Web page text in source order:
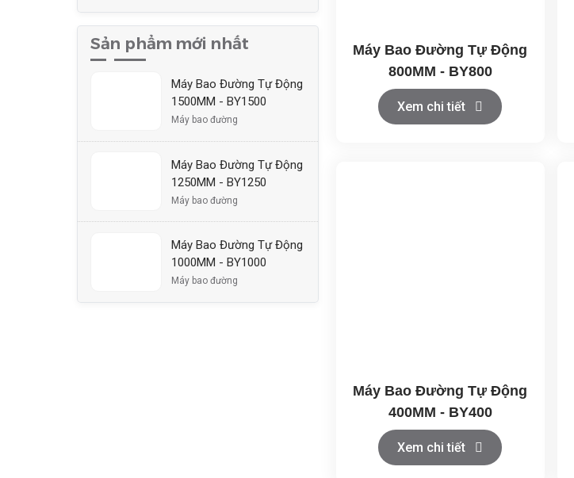
Máy Bao Đường Tự Động
800MM - BY800
Xem chi tiết
Máy Bao Đường Tự Động
400MM - BY400
Xem chi tiết
Sản phẩm mới nhất
Máy Bao Đường Tự Động
1500MM - BY1500
Máy bao đường
Máy Bao Đường Tự Động
1250MM - BY1250
Máy bao đường
Máy Bao Đường Tự Động
1000MM - BY1000
Máy bao đường